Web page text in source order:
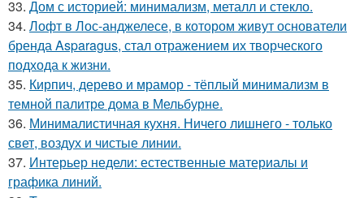
33. Дом с историей: минимализм, металл и стекло.
34. Лофт в Лос-анджелесе, в котором живут основатели
бренда Asparagus, стал отражением их творческого
подхода к жизни.
35. Кирпич, дерево и мрамор - тёплый минимализм в
темной палитре дома в Мельбурне.
36. Минималистичная кухня. Ничего лишнего - только
свет, воздух и чистые линии.
37. Интерьер недели: естественные материалы и
графика линий.